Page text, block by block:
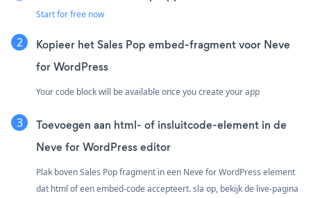
Start for free now
Kopieer het Sales Pop embed-fragment voor Neve
for WordPress
Your code block will be available once you create your app
Toevoegen aan html- of insluitcode-element in de
Neve for WordPress editor
Plak boven Sales Pop fragment in een Neve for WordPress element
dat html of een embed-code accepteert. sla op, bekijk de live-pagina